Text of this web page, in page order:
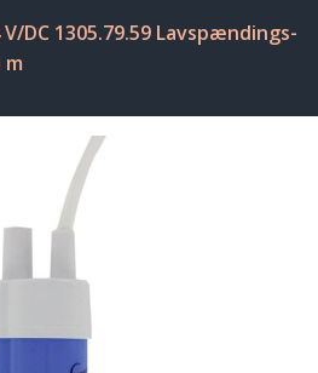
V/DC 1305.79.59 Lavspændings-
m